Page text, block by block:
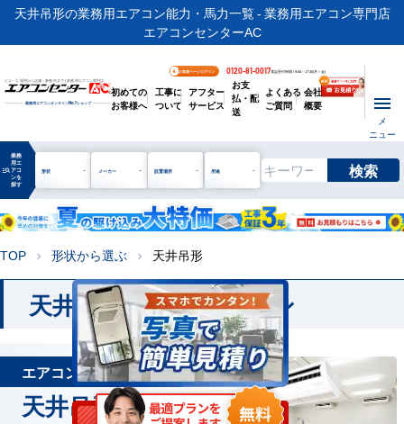
天井吊形の業務用エアコン能力・馬力一覧 - 業務用エアコン専門店
エアコンセンターAC
ビル・工場用から店舗・事務所まで | 業務用エアコン専門店
業務用エアコンオンラインNo.1ショップ
お客様ページログイン 0120-81-0017電話受付時間 / 9:00～17:30(月～金)
初めての
お客様へ
工事に
ついて
アフター
サービス
お支
払・配
送
よくある
ご質問
会社
概要
メ
ニュー
manage_search
業務
用エ
アコ
ンを
探す
形状 メーカー 設置場所 用途 検索
TOP chevron_right 形状から選ぶ chevron_right 天井吊形
天井吊形 業務用エアコン
エアコンを形から選ぶ
天井吊形